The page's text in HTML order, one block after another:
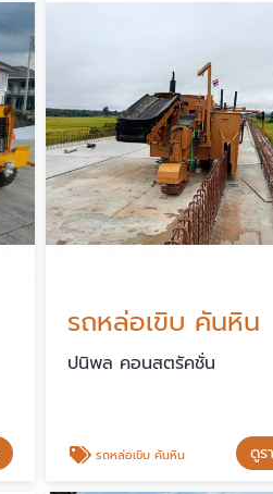
รถหล่อเขิบ คันหิน
ปนิพล คอนสตรัคชั่น
รถหล่อเขิบ คันหิน ดูร